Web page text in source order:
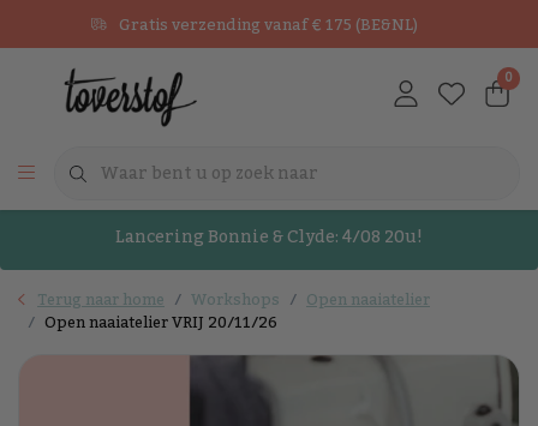
Gratis verzending vanaf € 175 (BE&NL)
0
Lancering Bonnie & Clyde: 4/08 20u!
Terug naar home Workshops Open naaiatelier
Open naaiatelier VRIJ 20/11/26